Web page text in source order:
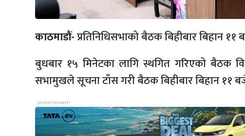
काठमाडौं-प्रतिनिधिसभाको बैठक बिहीबार बिहान
बुधबार १५ मिनेटका लागि स्थगित गरिएको बैठक
सभामुखले सूचना टाँस गरी बैठक बिहीबार बिहान ११